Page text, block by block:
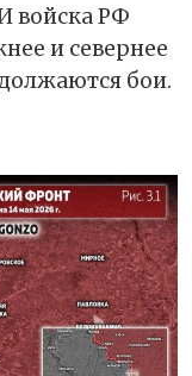
войска РФ
и севернее
бои.